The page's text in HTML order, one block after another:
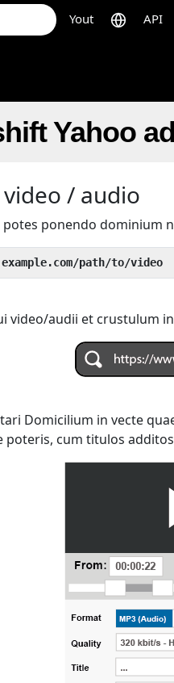
Yout API
Yahoo
/ audio
ponendo dominium
path/to/video
video/audii et crustulum
Domicilium in vecte
cum titulos